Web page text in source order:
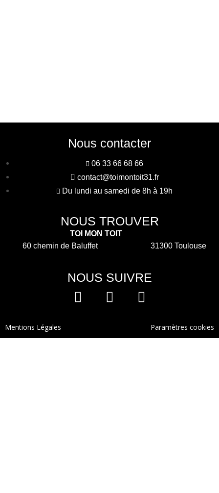
Nous contacter
06 33 66 68 66
contact@toimontoit31.fr
Du lundi au samedi de 8h à 19h
NOUS TROUVER
TOI MON TOIT
60 chemin de Baluffet 31300 Toulouse
NOUS SUIVRE
Mentions Légales Paramètres cookies